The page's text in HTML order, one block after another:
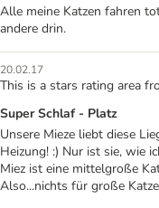
Alle meine Katzen fahren
andere drin.
20.02.17
This is a stars rating area
Super Schlaf - Platz
Unsere Mieze liebt diese
Heizung! :) Nur ist sie, wie
Miez ist eine mittelgroße
Also...nichts für große